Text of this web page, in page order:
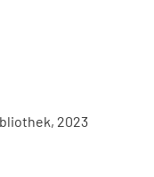
2023